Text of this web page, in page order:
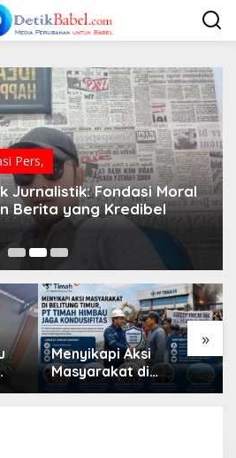
Pers,
Jurnalistik: Fondasi Moral
Berita yang Kredibel
»
Menyikapi Aksi
Masyarakat di
Belitung Timur, PT